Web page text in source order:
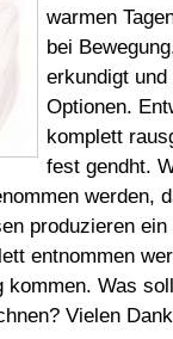
warmen
bei
erkundigt
Optionen.
komplett
fest gendht.
werden,
produzieren
entnommen
kommen. Was
Vielen